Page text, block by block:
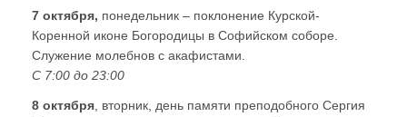
7 октября, понедельник – поклонение Курской-
Коренной иконе Богородицы в Софийском соборе.
Служение молебнов с акафистами.
С 7:00 до 23:00
8 октября , вторник, день памяти преподобного Сергия